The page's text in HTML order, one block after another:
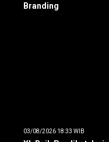
Branding
03/08/2026 18:33 WIB